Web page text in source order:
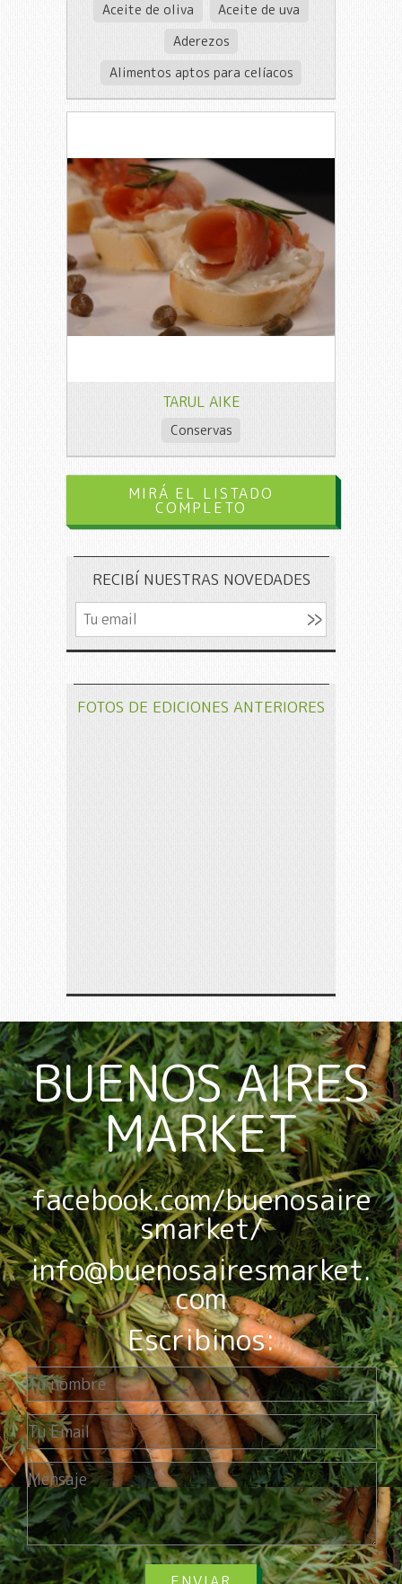
Aceite de oliva
Aceite de uva
Aderezos
Alimentos aptos para celíacos
TARUL AIKE
Conservas
MIRÁ EL LISTADO
COMPLETO
RECIBÍ NUESTRAS NOVEDADES
FOTOS DE EDICIONES ANTERIORES
BUENOS AIRES
MARKET
facebook.com/buenosaire
smarket/
info@buenosairesmarket.
com
Escribinos: